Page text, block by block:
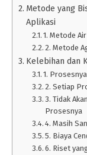
Metode yang
Aplikasi
1. Metode
2. Metode
Kelebihan dan
1.
2. Setiap
3. Tidak
Prosesnya
4. Masih
5. Biaya
6. Riset